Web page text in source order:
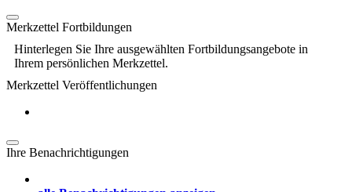
Merkzettel Fortbildungen
Hinterlegen Sie Ihre ausgewählten Fortbildungsangebote in
Ihrem persönlichen Merkzettel.
Merkzettel Veröffentlichungen
Ihre Benachrichtigungen